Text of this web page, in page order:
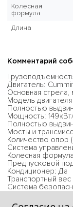
Колесная
формула
Длина
Комментарий
Двигатель:
Основная стрела,
Модель
Полностью
Мощность:
Полностью
Мосты и
Количество опор
Система
Колесная
Предпусковой
Кондиционер: Да
Транспортный
Система